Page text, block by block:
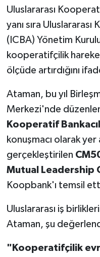
Uluslararası
yanı sıra Uluslararası
(ICBA) Yönetim
kooperatifçilik
ölçüde artırdığını
Ataman, bu yıl
Merkezi'nde
Kooperatif
konuşmacı olarak yer
gerçekleştirilen
Mutual Leadership
Koopbank'ı temsil
Uluslararası iş
Ataman, şu
"Kooperatifçilik